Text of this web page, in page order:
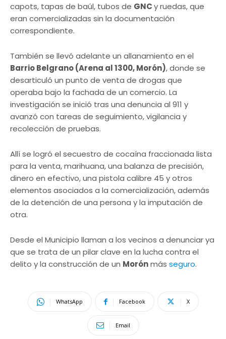
capots, tapas de baúl, tubos de GNCy ruedas, que
eran comercializadas sin la documentación
correspondiente.
También se llevó adelante un allanamiento en el
Barrio Belgrano (Arena al 1300, Morón), donde se
desarticuló un punto de venta de drogas que
operaba bajo la fachada de un comercio. La
investigación se inició tras una denuncia al 911 y
avanzó con tareas de seguimiento, vigilancia y
recolección de pruebas.
Allí se logró el secuestro de cocaína fraccionada lista
para la venta, marihuana, una balanza de precisión,
dinero en efectivo, una pistola calibre 45 y otros
elementos asociados a la comercialización, además
de la detención de una persona y la imputación de
otra.
Desde el Municipio llaman a los vecinos a denunciar ya
que se trata de un pilar clave en la lucha contra el
delito y la construcción de un Morónmás seguro.
WhatsApp Facebook X
Email